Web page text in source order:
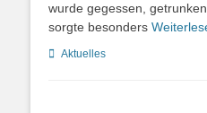
wurde gegessen,
sorgte besonders
Kategorien
Aktuelles